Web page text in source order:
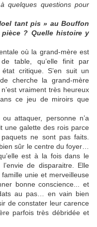
quelques questions pour
tant pis » au Bouffon
pièce ? Quelle histoire y
où la grand-mère est
table, qu’elle finit par
critique. S’en suit un
cherche la grand-mère
vraiment très heureux
ce jeu de miroirs que
attaquer, personne n’a
une galette des rois parce
ne sont pas faits.
sûr le centre du foyer…
est à la fois dans le
de disparaitre. Elle
famille unie et merveilleuse
bonne conscience... et
au pas… en vain bien
de constater leur carence
parfois très débridée et